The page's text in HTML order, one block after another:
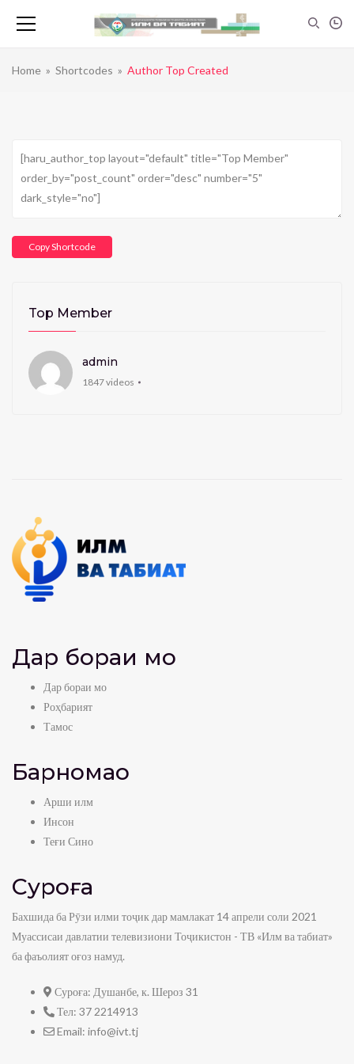
Home » Shortcodes » Author Top Created
Copy Shortcode
Top Member
admin
1847 videos
Дар бораи мо
Дар бораи мо
Роҳбарият
Тамос
Барномаҳо
Арши илм
Инсон
Теғи Сино
Суроға
Бахшида ба Рӯзи илми тоҷик дар мамлакат 14 апрели соли 2021
Муассисаи давлатии телевизиони Тоҷикистон - ТВ «Илм ва табиат»
ба фаъолият оғоз намуд.
Суроға: Душанбе, к. Шероз 31
Тел: 37 2214913
Email: info@ivt.tj